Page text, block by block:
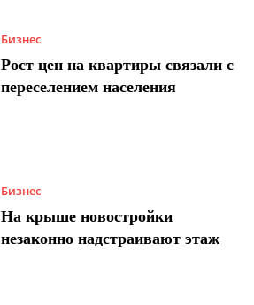
Бизнес
Рост цен на квартиры связали с
переселением населения
Бизнес
На крыше новостройки
незаконно надстраивают этаж